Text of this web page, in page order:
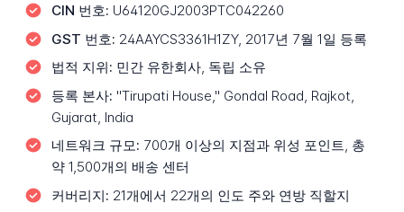
CIN 번호: U64120GJ2003PTC042260
GST 번호: 24AAYCS3361H1ZY, 2017년 7월 1일 등록
법적 지위: 민간 유한회사, 독립 소유
등록 본사: "Tirupati House," Gondal Road, Rajkot,
Gujarat, India
네트워크 규모: 700개 이상의 지점과 위성 포인트, 총
약 1,500개의 배송 센터
커버리지: 21개에서 22개의 인도 주와 연방 직할지